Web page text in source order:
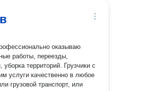
оказываю
работы, переезды,
территорий. Грузчики с
услуги качественно в любое
грузовой транспорт, или